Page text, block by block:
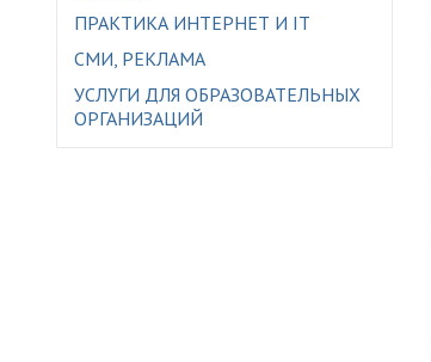
ПРАКТИКА ИНТЕРНЕТ И IT
СМИ, РЕКЛАМА
УСЛУГИ ДЛЯ ОБРАЗОВАТЕЛЬНЫХ
ОРГАНИЗАЦИЙ